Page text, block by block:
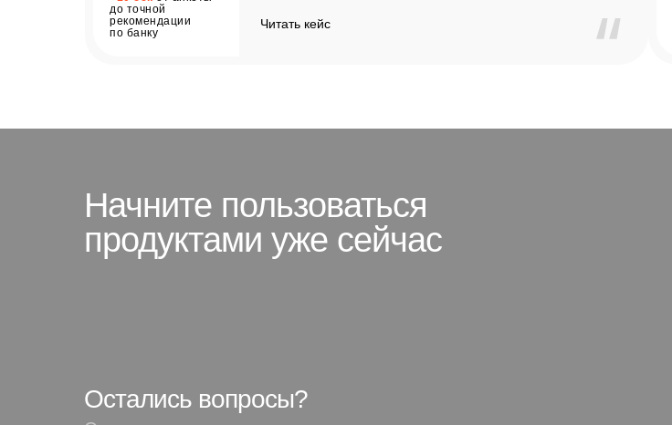
Читать кейс
до точной
рекомендации
по банку
Начните пользоваться
продуктами уже сейчас
Остались вопросы?